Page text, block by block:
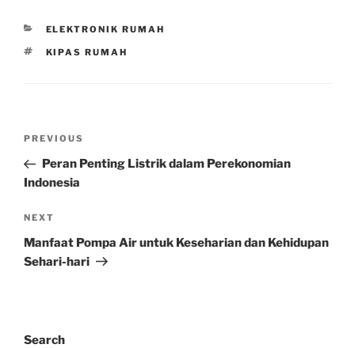
CATEGORIES
ELEKTRONIK RUMAH
TAGS
KIPAS RUMAH
Previous
Post
PREVIOUS
Peran Penting Listrik dalam Perekonomian
Indonesia
Next
Post
NEXT
Manfaat Pompa Air untuk Keseharian dan Kehidupan
Sehari-hari
Search